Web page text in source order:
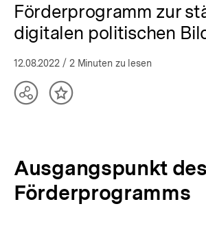
Förderprogramm zur
digitalen politischen
12.08.2022 / 2 Minuten zu lesen
TeilenInhalt
Ausgangspunkt des
Förderprogramms